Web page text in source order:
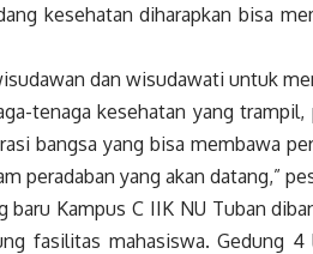
kesehatan diharapkan bisa
dan wisudawati untuk
tenaga kesehatan yang
bangsa yang bisa membawa
peradaban yang akan datang,”
baru Kampus C IIK NU Tuban
fasilitas mahasiswa. Gedung